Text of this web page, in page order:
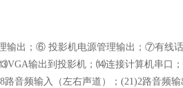
出；⑥ 投影机电源管理输出；⑦有线
VGA输出到投影机； ⒁连接计算机串口；
路音频输入（左右声道）； (21)2路音频输